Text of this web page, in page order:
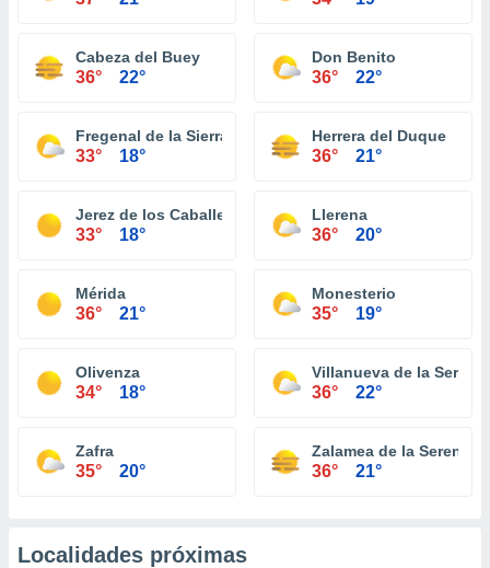
Cabeza del Buey
36° 22°
Don Benito
36° 22°
Fregenal de la Sierra
33° 18°
Herrera del Duque
36° 21°
Jerez de los Caballeros
33° 18°
Llerena
36° 20°
Mérida
36° 21°
Monesterio
35° 19°
Olivenza
34° 18°
Villanueva de la Serena
36° 22°
Zafra
35° 20°
Zalamea de la Serena
36° 21°
Localidades próximas